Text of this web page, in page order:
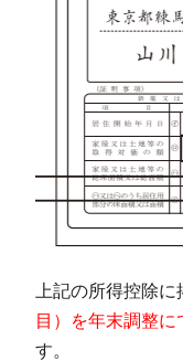
上記の所得控除に
目）を年末調整
す。